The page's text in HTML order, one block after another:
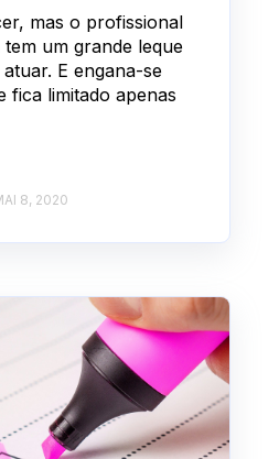
mas o profissional
um grande leque
E engana-se
fica limitado apenas
8, 2020